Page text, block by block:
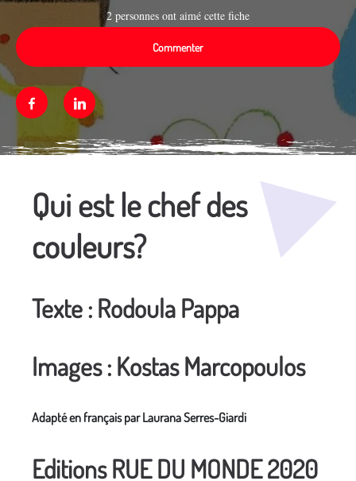
2 personnes ont aimé cette fiche
Commenter
FacebookLinkedin
Qui est le chef des
couleurs?
Texte : Rodoula Pappa
Images : Kostas Marcopoulos
Adapté en français par Laurana Serres-Giardi
Editions RUE DU MONDE 2020